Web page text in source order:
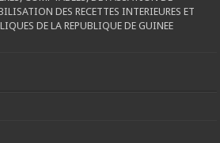
DES RECETTES INTERIEURES ET
DE LA REPUBLIQUE DE GUINEE